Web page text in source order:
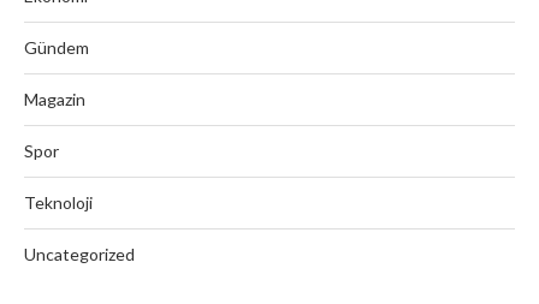
Gündem
Magazin
Spor
Teknoloji
Uncategorized